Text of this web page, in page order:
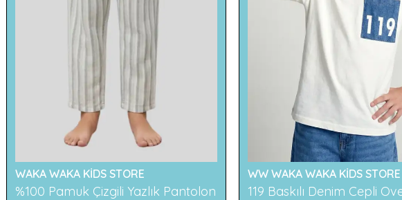
WAKA WAKA KİDS STORE
%100 Pamuk Çizgili Yazlık Pantolon
WW WAKA WAKA KİDS STORE